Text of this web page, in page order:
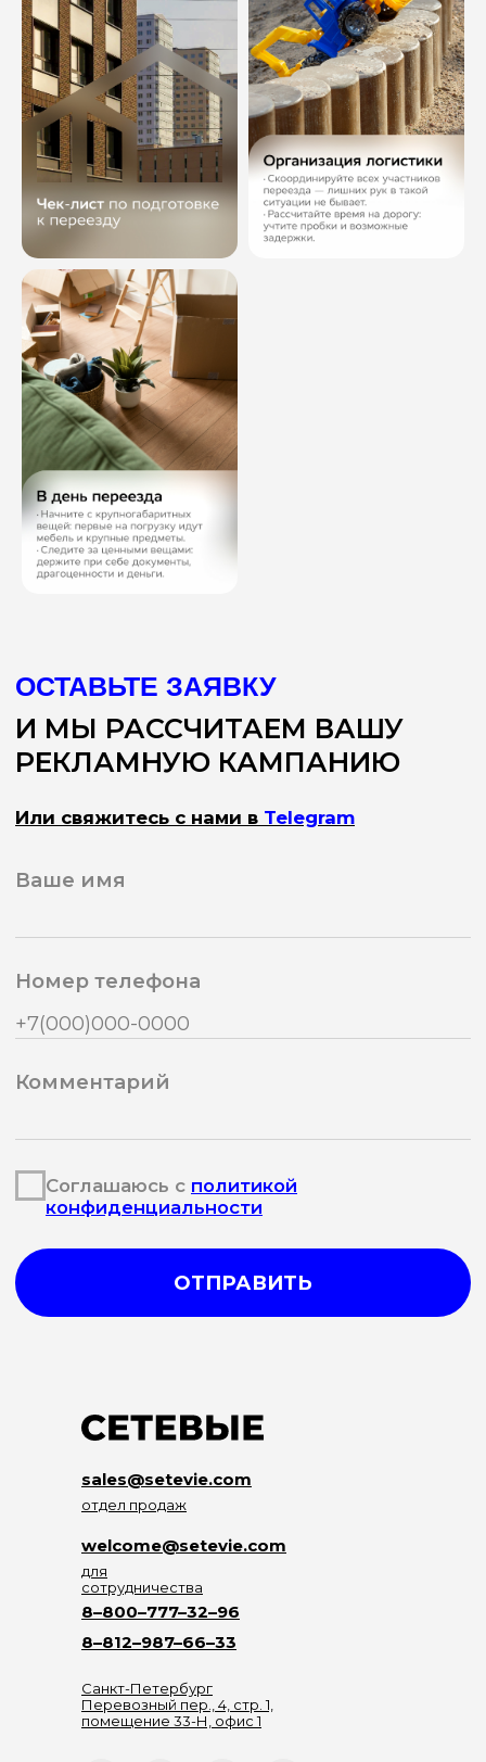
Санкт-Петербург
Перевозный пер., 4, стр. 1,
помещение 33-Н, офис 1
отдел продаж
8–812–987–66–33
8–800–777–32–96
sales@setevie.com
для
сотрудничества
welcome@setevie.com